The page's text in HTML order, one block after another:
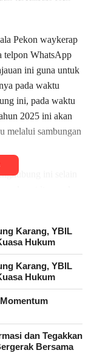
Pekon waykerap
telpon WhatsApp
ini guna untuk
pada waktu
ini, pada waktu
2025 ini akan
melalui sambungan
ini selain
Pekon sudimoro
mana jalan
kepala
dan
penghubung
semaka
Karang, YBIL
Hukum
Karang, YBIL
Hukum
dan Tegakkan
Bersama